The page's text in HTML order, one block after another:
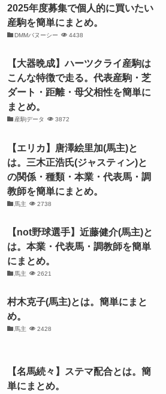
2025年度募集で個人的に買いたい
産駒を簡単にまとめ。
DMMバヌーシー 4438
【大器晩成】ハーツクライ産駒は
こんな特徴で走る。代表産駒・芝
ダート・距離・母父相性を簡単に
まとめ。
産駒データ 3872
【エリカ】唐澤絵里加(馬主)と
は。三木正浩氏(ジャスティン)と
の関係・種類・本業・代表馬・調
教師を簡単にまとめ。
馬主 2738
【not野球選手】近藤健介(馬主)と
は。本業・代表馬・調教師を簡単
にまとめ。
馬主 2621
村木克子(馬主)とは。簡単にまと
め。
馬主 2428
【名馬続々】ステマ配合とは。簡
単にまとめ。